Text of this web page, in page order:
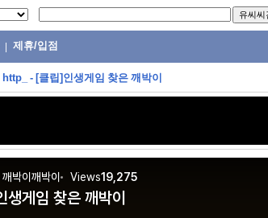
제휴/입점
http_ - [클립]인생게임 찾은 깨박이